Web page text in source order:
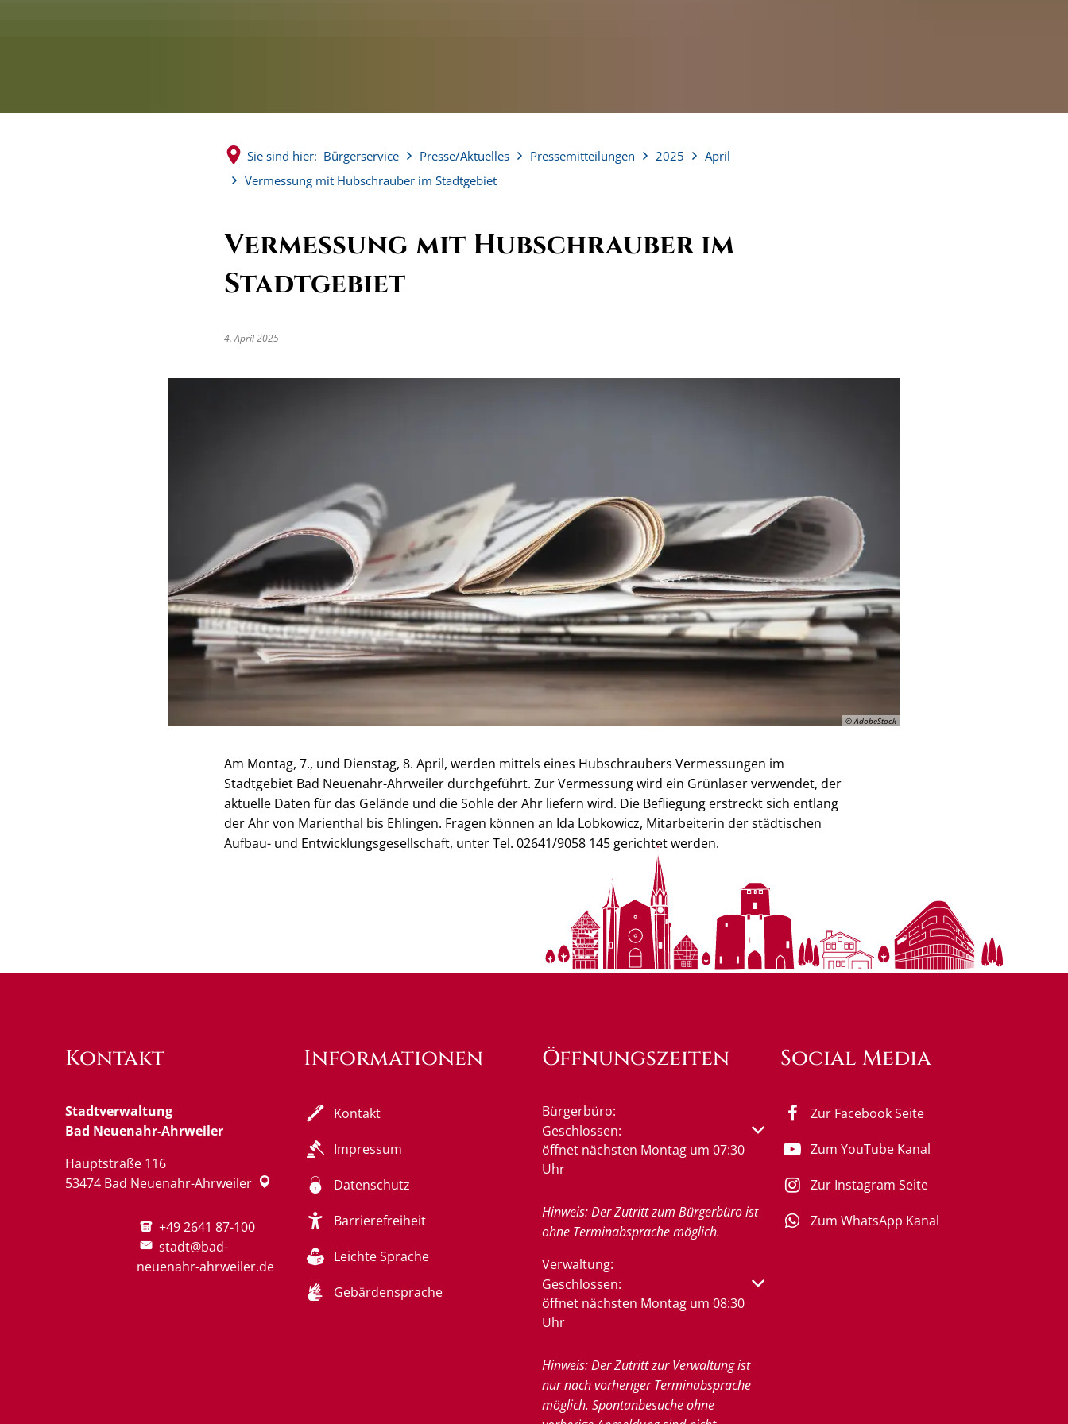
Sie sind hier: Bürgerservice Presse/Aktuelles Pressemitteilungen 2025
April
Vermessung mit Hubschrauber im Stadtgebiet
Vermessung mit Hubschrauber im
Stadtgebiet
4. April 2025
© AdobeStock
Am Montag, 7., und Dienstag, 8. April, werden mittels eines Hubschraubers Vermessungen im
Stadtgebiet Bad Neuenahr-Ahrweiler durchgeführt. Zur Vermessung wird ein Grünlaser verwendet, der
aktuelle Daten für das Gelände und die Sohle der Ahr liefern wird. Die Befliegung erstreckt sich entlang
der Ahr von Marienthal bis Ehlingen. Fragen können an Ida Lobkowicz, Mitarbeiterin der städtischen
Aufbau- und Entwicklungsgesellschaft, unter Tel. 02641/9058 145 gerichtet werden.
Kontakt
Stadtverwaltung
Bad Neuenahr-Ahrweiler
Hauptstraße 116
53474 Bad Neuenahr-Ahrweiler
+49 2641 87-100
stadt@bad-
neuenahr-ahrweiler.de
Informationen
Kontakt
Impressum
Datenschutz
Barrierefreiheit
Leichte Sprache
Gebärdensprache
Öffnungszeiten
Bürgerbüro:
Klicken, um weitere Öffnungs- oder Schließzeiten auszublenden
Geschlossen:
öffnet nächsten Montag um 07:30
Uhr
Hinweis: Der Zutritt zum Bürgerbüro ist
ohne Terminabsprache möglich.
Verwaltung:
Klicken, um weitere Öffnungs- oder Schließzeiten auszublenden
Geschlossen:
öffnet nächsten Montag um 08:30
Uhr
Hinweis: Der Zutritt zur Verwaltung ist
nur nach vorheriger Terminabsprache
möglich. Spontanbesuche ohne
Social Media
Zur Facebook Seite
Zum YouTube Kanal
Zur Instagram Seite
Zum WhatsApp Kanal